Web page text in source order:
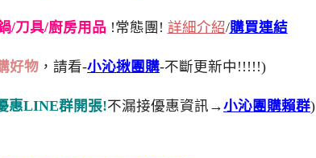
/刀具/廚房用品 !常態團! 詳細介紹/購買連結
好物 ，請看-小沁揪團購-不斷更新中!!!!!)
惠LINE群開張!不漏接優惠資訊→小沁團購賴群)